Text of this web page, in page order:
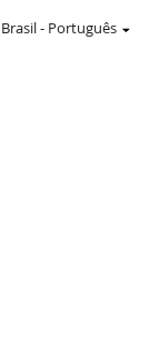
Brasil- Português